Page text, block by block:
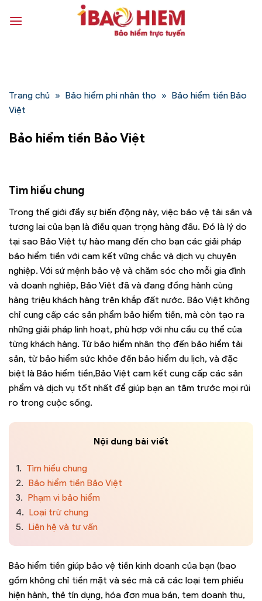
qua
Trang chủ » Bảo hiểm phi nhân thọ » Bảo hiểm tiền Bảo
Việt
Bảo hiểm tiền Bảo Việt
Tìm hiểu chung
Trong thế giới đầy sự biến động này, việc bảo vệ tài sản và
tương lai của bạn là điều quan trọng hàng đầu. Đó là lý do
tại sao Bảo Việt tự hào mang đến cho bạn các giải pháp
bảo hiểm tiền với cam kết vững chắc và dịch vụ chuyên
nghiệp. Với sứ mệnh bảo vệ và chăm sóc cho mỗi gia đình
và doanh nghiệp, Bảo Việt đã và đang đồng hành cùng
hàng triệu khách hàng trên khắp đất nước. Bảo Việt không
chỉ cung cấp các sản phẩm bảo hiểm tiền, mà còn tạo ra
những giải pháp linh hoạt, phù hợp với nhu cầu cụ thể của
từng khách hàng. Từ bảo hiểm nhân thọ đến bảo hiểm tài
sản, từ bảo hiểm sức khỏe đến bảo hiểm du lịch, và đặc
biệt là Bảo hiểm tiền,Bảo Việt cam kết cung cấp các sản
phẩm và dịch vụ tốt nhất để giúp bạn an tâm trước mọi rủi
ro trong cuộc sống.
Nội dung bài viết
1. Tìm hiểu chung
2. Bảo hiểm tiền Bảo Việt
3. Phạm vi bảo hiểm
4. Loại trừ chung
5. Liên hệ và tư vấn
Bảo hiểm tiền giúp bảo vệ tiền kinh doanh của bạn (bao
gồm không chỉ tiền mặt và séc mà cả các loại tem phiếu
hiện hành, thẻ tín dụng, hóa đơn mua bán, tem doanh thu,